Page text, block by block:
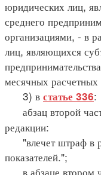
юридических лиц,
среднего
организациями, - в
лиц, являющихся
месячных расчетных
3) в статье 336:
абзац второй
редакции:
"влечет штраф в
показателей.";
в абзаце втором